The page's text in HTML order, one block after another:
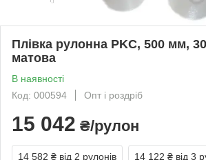
Плівка рулонна PKC, 500 мм,
матова
В наявності
Код: 000594
Опт і роздріб
15 042 ₴/рулон
14 582 ₴ від 2 рулонів 14 122 ₴ від 3